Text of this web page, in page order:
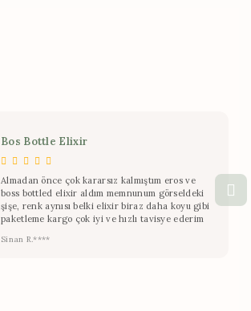
Bos Bottle Elixir
Almadan önce çok kararsız kalmıştım eros ve
boss bottled elixir aldım memnunum görseldeki
şişe, renk aynısı belki elixir biraz daha koyu gibi
paketleme kargo çok iyi ve hızlı tavisye ederim
Sinan R.****